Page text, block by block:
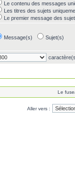
Le contenu des messages
Les titres des sujets
Le premier message des
Message(s) Sujet(s)
Le
Aller vers :